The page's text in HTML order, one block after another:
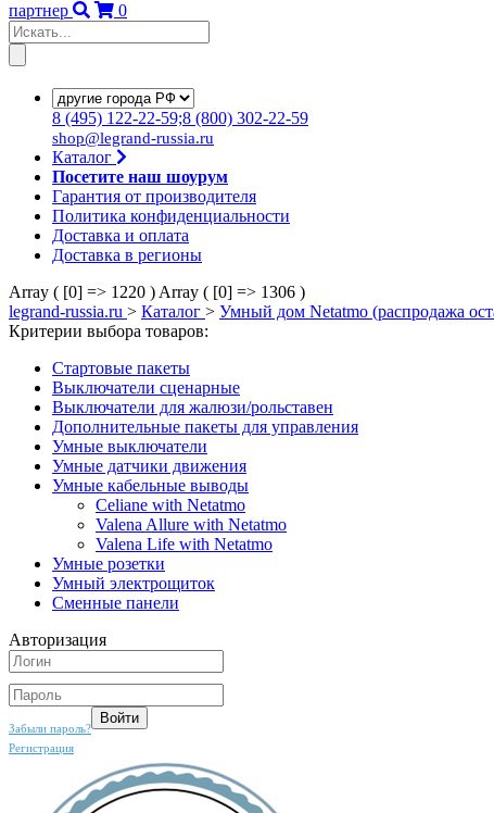
партнер
0
8 (495) 122-22-59;8 (800) 302-22-59
shop@legrand-russia.ru
Каталог
Посетите наш шоурум
Гарантия от производителя
Политика конфиденциальности
Доставка и оплата
Доставка в регионы
Array ( [0] => 1220 ) Array ( [0] => 1306 )
legrand-russia.ru > Каталог > Умный дом Netatmo (распродажа
Критерии выбора товаров:
Cтартовые пакеты
Выключaтели сценарные
Выключатели для жалюзи/рольставен
Дополнительные пакеты для управления
Умные выключатели
Умные датчики движения
Умные кабельные выводы
Celiane with Netatmo
Valena Allure with Netatmo
Valena Life with Netatmo
Умные розетки
Умный электрощиток
Сменные панели
Авторизация
Забыли пароль?
Регистрация